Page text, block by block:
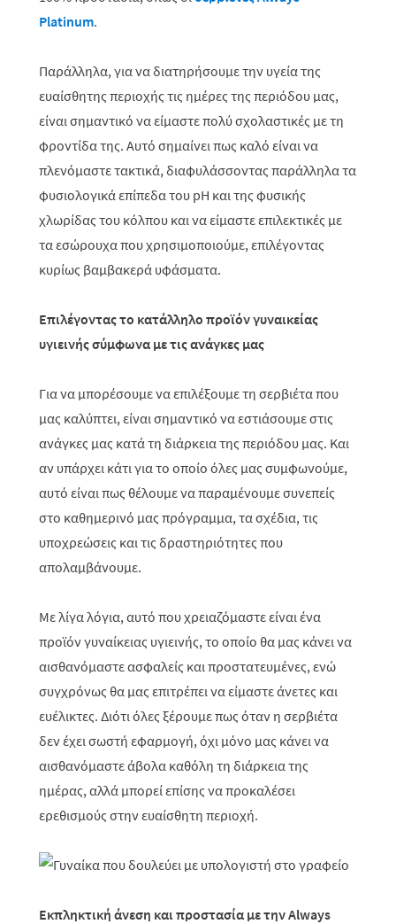
Platinum.
Παράλληλα, για να διατηρήσουμε την υγεία της
ευαίσθητης περιοχής τις ημέρες της περιόδου μας,
είναι σημαντικό να είμαστε πολύ σχολαστικές με τη
φροντίδα της. Αυτό σημαίνει πως καλό είναι να
πλενόμαστε τακτικά, διαφυλάσσοντας παράλληλα τα
φυσιολογικά επίπεδα του pH και της φυσικής
χλωρίδας του κόλπου και να είμαστε επιλεκτικές με
τα εσώρουχα που χρησιμοποιούμε, επιλέγοντας
κυρίως βαμβακερά υφάσματα.
Επιλέγοντας το κατάλληλο προϊόν γυναικείας
υγιεινής σύμφωνα με τις ανάγκες μας
Για να μπορέσουμε να επιλέξουμε τη σερβιέτα που
μας καλύπτει, είναι σημαντικό να εστιάσουμε στις
ανάγκες μας κατά τη διάρκεια της περιόδου μας. Και
αν υπάρχει κάτι για το οποίο όλες μας συμφωνούμε,
αυτό είναι πως θέλουμε να παραμένουμε συνεπείς
στο καθημερινό μας πρόγραμμα, τα σχέδια, τις
υποχρεώσεις και τις δραστηριότητες που
απολαμβάνουμε.
Με λίγα λόγια, αυτό που χρειαζόμαστε είναι ένα
προϊόν γυναίκειας υγιεινής, το οποίο θα μας κάνει να
αισθανόμαστε ασφαλείς και προστατευμένες, ενώ
συγχρόνως θα μας επιτρέπει να είμαστε άνετες και
ευέλικτες. Διότι όλες ξέρουμε πως όταν η σερβιέτα
δεν έχει σωστή εφαρμογή, όχι μόνο μας κάνει να
αισθανόμαστε άβολα καθόλη τη διάρκεια της
ημέρας, αλλά μπορεί επίσης να προκαλέσει
ερεθισμούς στην ευαίσθητη περιοχή.
Εκπληκτική άνεση και προστασία με τηνAlways